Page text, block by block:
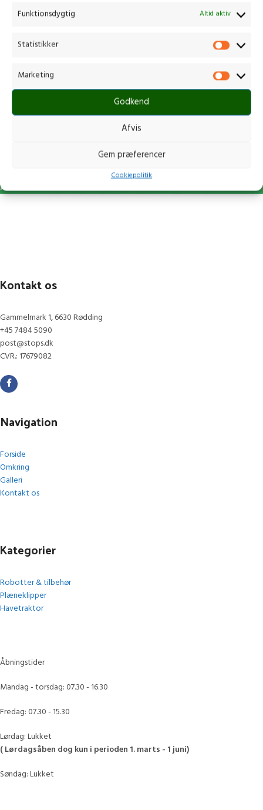
Funktionsdygtig Altid aktiv
Statistikker
Marketing
Godkend
Afvis
Gem præferencer
Cookiepolitik
Kontakt os
Gammelmark 1, 6630 Rødding
+45 7484 5090
post@stops.dk
CVR.: 17679082
Navigation
Forside
Omkring
Galleri
Kontakt os
Kategorier
Robotter & tilbehør
Plæneklipper
Havetraktor
Åbningstider
Mandag - torsdag: 07.30 - 16.30
Fredag: 07.30 - 15.30
Lørdag: Lukket
( Lørdagsåben dog kun i perioden 1. marts - 1 juni)
Søndag: Lukket